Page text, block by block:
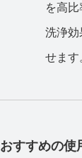
を高
洗浄効
せます
おすすめの使